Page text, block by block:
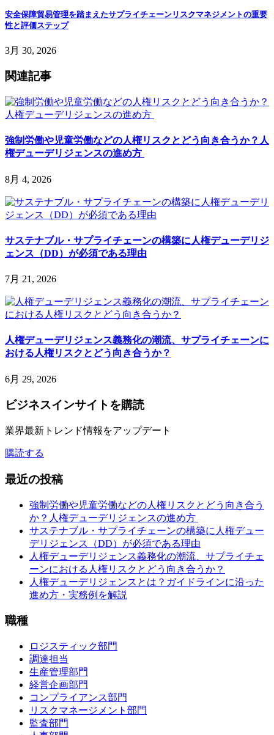
安全保障貿易管理を踏まえたサプライチェーンリスクマネジメントの重要
性と評価ステップ
3月 30, 2026
関連記事
強制労働や児童労働などの人権リスクとどう向き合うか？人
権デューデリジェンスの進め方
8月 4, 2026
サステナブル・サプライチェーンの構築に人権デューデリジ
ェンス（DD）が必須である理由
7月 21, 2026
人権デューデリジェンス義務化の潮流、サプライチェーンに
おける人権リスクとどう向き合うか？
6月 29, 2026
ビジネスインサイト を購読
業界最新トレンド情報をアップデート
購読する
最近の投稿
強制労働や児童労働などの人権リスクとどう向き合う
か？人権デューデリジェンスの進め方
サステナブル・サプライチェーンの構築に人権デュー
デリジェンス（DD）が必須である理由
人権デューデリジェンス義務化の潮流、サプライチェ
ーンにおける人権リスクとどう向き合うか？
人権デューデリジェンスとは？ガイドラインに沿った
進め方・実務例を解説
職種
ロジスティック部門
調達担当
生産管理部門
経営企画部門
コンプライアンス部門
リスクマネージメント部門
監査部門